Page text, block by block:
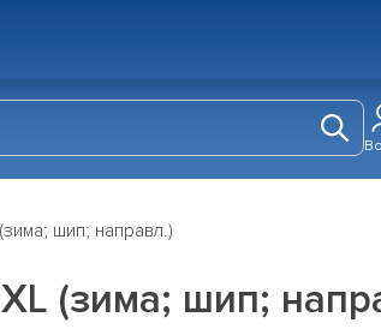
шип; направл.)
(зима; шип;